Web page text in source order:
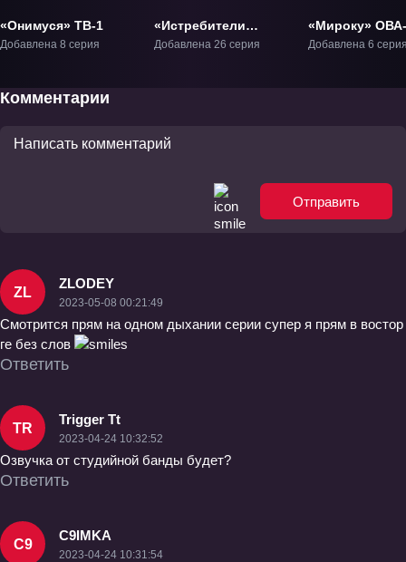
«Онимуся» ТВ-1
Добавлена 8 серия
«Истребители
насекомых» ТВ-1
Добавлена 26 серия
«Мироку»
Добавлена 6
Комментарии
Отправить
ZL
ZLODEY
2023-05-08 00:21:49
Смотрится прям на одном дыхании серии супер я прям в востор
ге без слов
Ответить
TR
Trigger Tt
2023-04-24 10:32:52
Озвучка от студийной банды будет?
Ответить
C9
C9IMKA
2023-04-24 10:31:54